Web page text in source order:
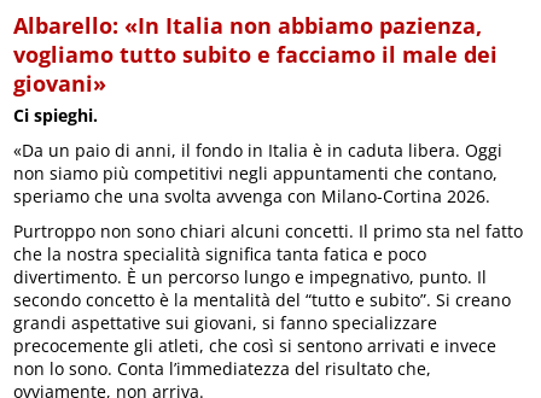
Albarello: «In Italia non abbiamo pazienza,
vogliamo tutto subito e facciamo il male dei
giovani»
Ci spieghi.
«Da un paio di anni, il fondo in Italia è in caduta libera. Oggi
non siamo più competitivi negli appuntamenti che contano,
speriamo che una svolta avvenga con Milano-Cortina 2026.
Purtroppo non sono chiari alcuni concetti. Il primo sta nel fatto
che la nostra specialità significa tanta fatica e poco
divertimento. È un percorso lungo e impegnativo, punto. Il
secondo concetto è la mentalità del “tutto e subito”. Si creano
grandi aspettative sui giovani, si fanno specializzare
precocemente gli atleti, che così si sentono arrivati e invece
non lo sono. Conta l’immediatezza del risultato che,
ovviamente, non arriva.